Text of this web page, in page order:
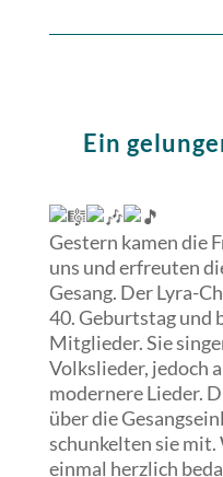
Ein
Gestern kamen die
uns und erfreuten
Gesang. Der Lyra-
40. Geburtstag und
Mitglieder. Sie
Volkslieder, jedoch
modernere Lieder.
über die
schunkelten sie
einmal herzlich